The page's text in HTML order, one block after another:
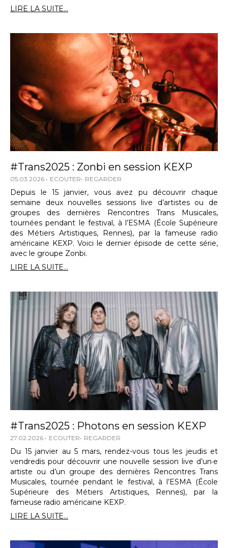
LIRE LA SUITE...
#Trans2025 : Zonbi en session KEXP
05.03.2026 ECOUTER REGARDER
Depuis le 15 janvier, vous avez pu découvrir chaque
semaine deux nouvelles sessions live d’artistes ou de
groupes des dernières Rencontres Trans Musicales,
tournées pendant le festival, à l’ESMA (École Supérieure
des Métiers Artistiques, Rennes), par la fameuse radio
américaine KEXP. Voici le dernier épisode de cette série,
avec le groupe Zonbi.
LIRE LA SUITE...
#Trans2025 : Photons en session KEXP
27.02.2026 ECOUTER REGARDER
Du 15 janvier au 5 mars, rendez-vous tous les jeudis et
vendredis pour découvrir une nouvelle session live d’un·e
artiste ou d’un groupe des dernières Rencontres Trans
Musicales, tournée pendant le festival, à l’ESMA (École
Supérieure des Métiers Artistiques, Rennes), par la
fameuse radio américaine KEXP.
LIRE LA SUITE...